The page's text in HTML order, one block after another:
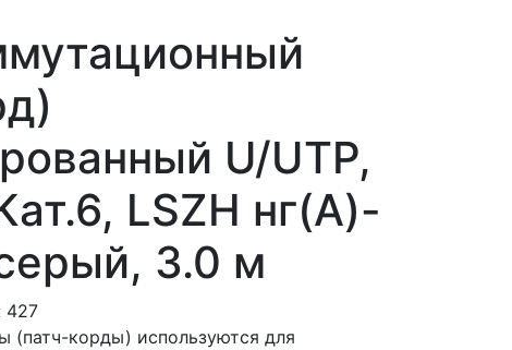
U/UTP,
LSZH нг(А)-
3.0 м
427
(патч-корды) используются для